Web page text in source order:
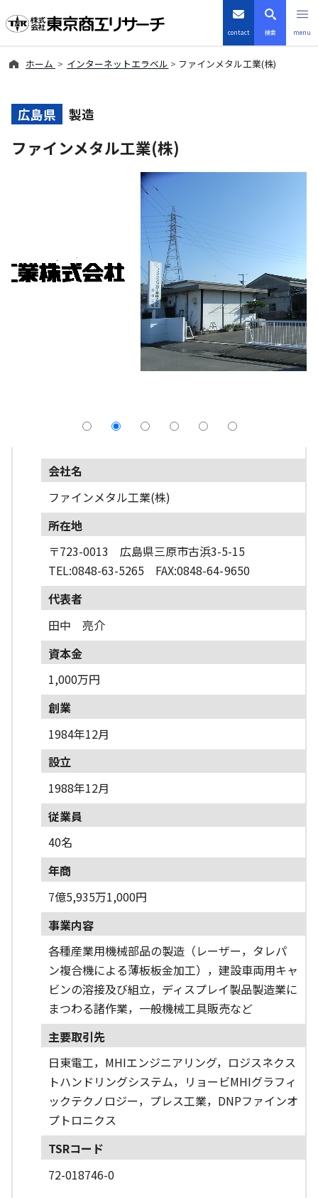
contact 検索 menu
TSR-PLUS
優良企業サイト
商品・サービス
導入事例
採用情報
よくあるご質問
ホーム インターネットエラベル ファインメタル工業(株)
広島県 製造
ファインメタル工業(株)
会社名
ファインメタル工業(株)
所在地
〒723-0013 広島県三原市古浜3-5-15
TEL:0848-63-5265 FAX:0848-64-9650
代表者
田中 亮介
資本金
1,000万円
創業
1984年12月
設立
1988年12月
従業員
40名
年商
7億5,935万1,000円
事業内容
各種産業用機械部品の製造（レーザー，タレパ
ン複合機による薄板板金加工），建設車両用キャ
ビンの溶接及び組立，ディスプレイ製品製造業に
まつわる諸作業，一般機械工具販売など
主要取引先
日東電工，MHIエンジニアリング，ロジスネクス
トハンドリングシステム，リョービMHIグラフィ
ックテクノロジー，プレス工業，DNPファインオ
プトロニクス
TSRコード
72-018746-0